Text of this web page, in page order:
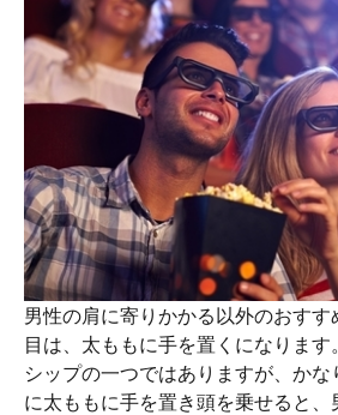
男性の肩に寄りかかる以外のおす
目は、太ももに手を置くになりま
シップの一つではありますが、か
に太ももに手を置き頭を乗せると